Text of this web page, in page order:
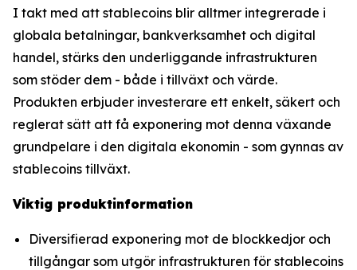
I takt med att stablecoins blir alltmer integrerade i
globala betalningar, bankverksamhet och digital
handel, stärks den underliggande infrastrukturen
som stöder dem - både i tillväxt och värde.
Produkten erbjuder investerare ett enkelt, säkert och
reglerat sätt att få exponering mot denna växande
grundpelare i den digitala ekonomin - som gynnas av
stablecoins tillväxt.
Viktig produktinformation
Diversifierad exponering mot de blockkedjor och
tillgångar som utgör infrastrukturen för stablecoins